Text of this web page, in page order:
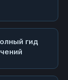
гид